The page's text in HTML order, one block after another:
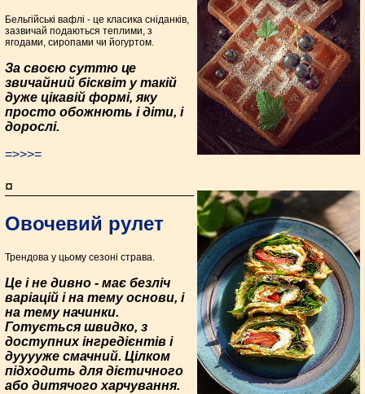
Бельгійські вафлі - це класика сніданків,
зазвичай подаються теплими, з
ягодами, сиропами чи йогуртом.
За своєю суттю це
звичайний бісквіт у такій
дуже цікавій формі, яку
просто обожнють і діти, і
дорослі.
=>>>=
¤
Овочевий рулет
Трендова у цьому сезоні страва.
Це і не дивно - має безліч
варіацій і на тему основи, і
на тему начинки.
Готується швидко, з
доступних інгредієнтів і
дууууже смачний. Цілком
підходить для дієтичного
або дитячого харчування.